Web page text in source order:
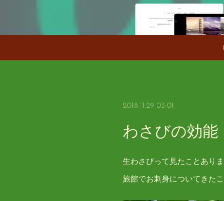
2018.11.29 03:01
わさびの効能
生わさびって見たことあり
旅館でお刺身についてきた